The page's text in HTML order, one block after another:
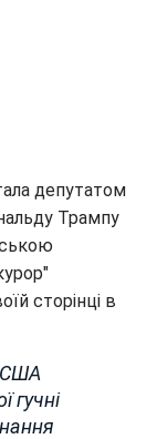
депутатом
Трампу
сторінці в
США
гучні